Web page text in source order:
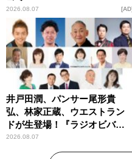
2026.08.07 AD
井戸田潤、パンサー尾形貴
弘、林家正蔵、ウエストラン
ドが生登場！『ラジオビバリ
ー昼ズ』
2026.08.07